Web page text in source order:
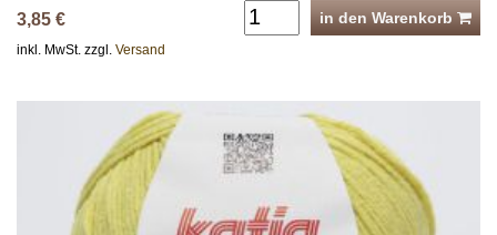
3,85 € in den Warenkorb
inkl. MwSt. zzgl. Versand